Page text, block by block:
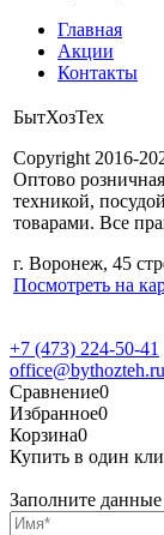
Главная
Акции
Контакты
БытХозТех
Copyright 2016-
Оптово
техникой,
товарами. Все
г. Воронеж, 45
Посмотреть на
+7 (473) 224-50-41
office@bythozteh.ru
Сравнение0
Избранное0
Корзина0
Купить в один
Заполните данные